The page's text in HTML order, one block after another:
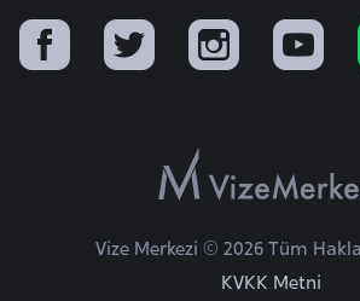
Vize Merkezi © 2026 Tüm
KVKK Metni
a
b